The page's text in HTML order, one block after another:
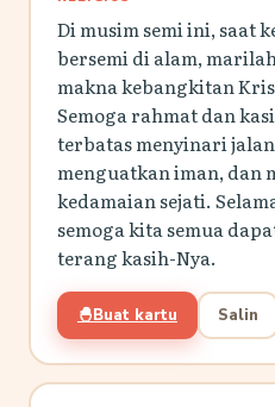
Di musim semi ini, saat
bersemi di alam,
makna kebangkitan
Semoga rahmat dan
terbatas menyinari
menguatkan iman, dan
kedamaian sejati.
semoga kita semua
terang kasih-Nya.
🐣Buat kartu Salin